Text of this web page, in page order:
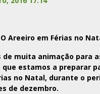
Areeiro em Férias no
de muita animação para
que estamos a preparar
no Natal, durante o
de dezembro.